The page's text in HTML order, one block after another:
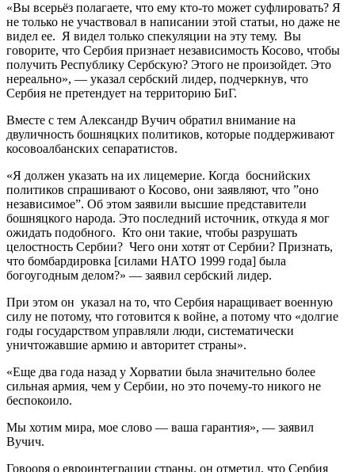
«Bы всерьёз полагаете, что ему кто-то может суфлировать? Я
не только не участвовал в написании этой статьи, но даже не
видел ее. Я видел только спекуляции на эту тему. Вы
говорите, что Сербия признает независимость Косово, чтобы
получить Республику Сербскую? Этого не произойдет. Это
нереально», — указал сербский лидер, подчеркнув, что
Сербия не претендует на территорию БиГ.
Вместе с тем Александр Вучич обратил внимание на
двуличность бошняцких политиков, которые поддерживают
косовоалбанских сепаратистов.
«Я должен указать на их лицемерие. Когда боснийских
политиков спрашивают о Косово, они заявляют, что ”оно
независимое”. Об этом заявили высшие представители
бошняцкого народа. Это последний источник, откуда я мог
ожидать подобного. Кто они такие, чтобы разрушать
целостность Сербии? Чего они хотят от Сербии? Признать,
что бомбардировка [силами НАТО 1999 года] была
богоугодным делом?» — заявил сербский лидер.
При этом он указал на то, что Сербия наращивает военную
силу не потому, что готовится к войне, а потому что «долгие
годы государством управляли люди, систематически
уничтожавшие армию и авторитет страны».
«Еще два года назад у Хорватии была значительно более
сильная армия, чем у Сербии, но это почему-то никого не
беспокоило.
Мы хотим мира, мое слово — ваша гарантия», — заявил
Вучич.
Говооря о евроинтеграции страны, он отметил, что Сербия